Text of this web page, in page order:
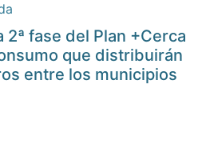
2ª fase del Plan +Cerca
que distribuirán
entre los municipios